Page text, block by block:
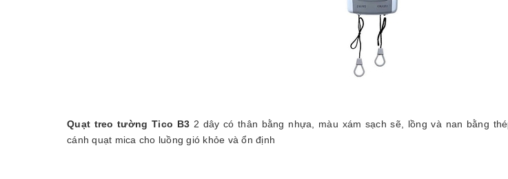
Quạt treo tường Tico B3 2 dây có thân bằng nhựa, màu xám sạch sẽ, lồng và nan bằng
cánh quạt mica cho luồng gió khỏe và ổn định